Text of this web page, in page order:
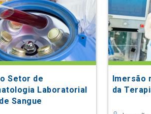
Setor de
Laboratorial
Sangue
Imersão
da